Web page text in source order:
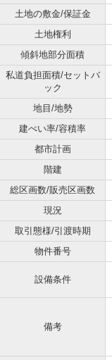
土地の敷金/保証金
土地権利
傾斜地部分面積
私道負担面積/セットバ
ック
地目/地勢
建ぺい率/容積率
都市計画
階建
総区画数/販売区画数
現況
取引態様/引渡時期
物件番号
設備条件
備考